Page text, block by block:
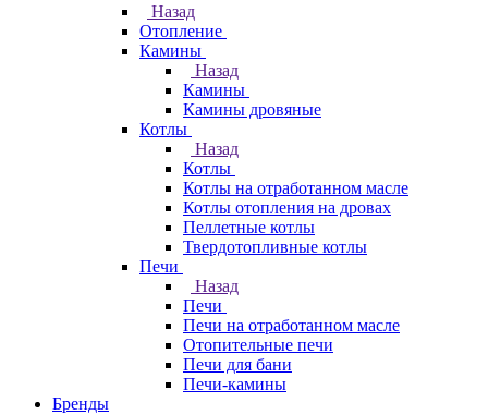
Назад
Отопление
Камины
Назад
Камины
Камины дровяные
Котлы
Назад
Котлы
Котлы на отработанном масле
Котлы отопления на дровах
Пеллетные котлы
Твердотопливные котлы
Печи
Назад
Печи
Печи на отработанном масле
Отопительные печи
Печи для бани
Печи-камины
Бренды